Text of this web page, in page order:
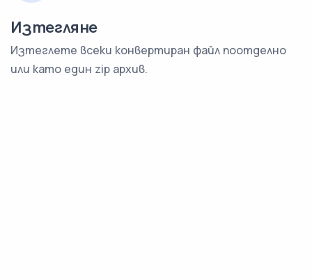
Изтегляне
Изтеглете всеки конвертиран файл поотделно
или като един zip архив.